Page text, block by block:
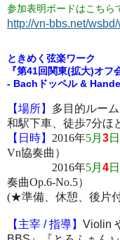
参加表明ボードはこちら
http://vn-bbs.net/
ときめく弦楽ワーク
『第41回関東(拡大)オフ
- Bach ドッペル&
【場所】 多目的ルー
和駅下車、徒歩7分ほ
【日時】 2016年5月 3
Vn協奏曲）
2016年5月 4
奏曲Op.6-No.5）
(★準備、休憩、後片
【主宰 /指導】 Violin